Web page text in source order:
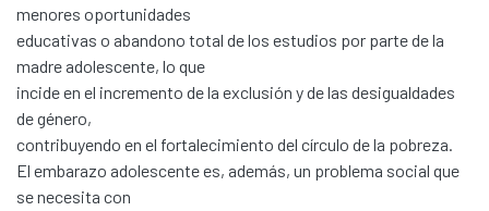
menores oportunidades
educativas o abandono total de los estudios por parte de la
madre adolescente, lo que
incide en el incremento de la exclusión y de las desigualdades
de género,
contribuyendo en el fortalecimiento del círculo de la pobreza.
El embarazo adolescente es, además, un problema social que
se necesita con